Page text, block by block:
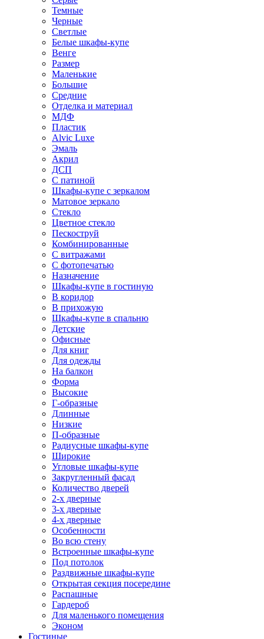
Темные
Черные
Светлые
Белые шкафы-купе
Венге
Размер
Маленькие
Большие
Средние
Отделка и материал
МДФ
Пластик
Alvic Luxe
Эмаль
Акрил
ДСП
С патиной
Шкафы-купе с зеркалом
Матовое зеркало
Стекло
Цветное стекло
Пескоструй
Комбинированные
С витражами
С фотопечатью
Назначение
Шкафы-купе в гостиную
В коридор
В прихожую
Шкафы-купе в спальню
Детские
Офисные
Для книг
Для одежды
На балкон
Форма
Высокие
Г-образные
Длинные
Низкие
П-образные
Радиусные шкафы-купе
Широкие
Угловые шкафы-купе
Закругленный фасад
Количество дверей
2-х дверные
3-х дверные
4-х дверные
Особенности
Во всю стену
Встроенные шкафы-купе
Под потолок
Раздвижные шкафы-купе
Открытая секция посередине
Распашные
Гардероб
Для маленького помещения
Эконом
Гостиные